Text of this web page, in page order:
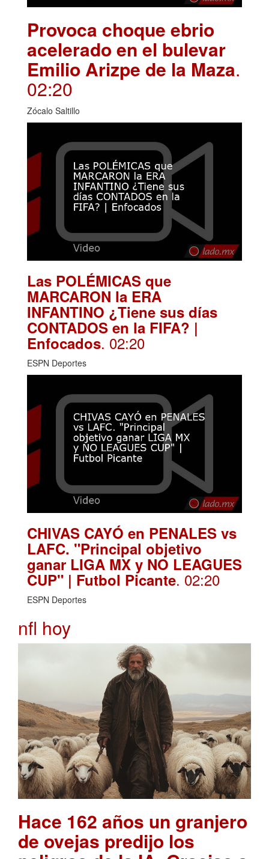
Provoca choque ebrio
acelerado en el bulevar
Emilio Arizpe de la Maza.
02:20
Zócalo Saltillo
Las POLÉMICAS que
MARCARON la ERA
INFANTINO ¿Tiene sus días
CONTADOS en la FIFA? |
Enfocados. 02:20
ESPN Deportes
CHIVAS CAYÓ en PENALES vs
LAFC. "Principal objetivo
ganar LIGA MX y NO LEAGUES
CUP" | Futbol Picante. 02:20
ESPN Deportes
nfl hoy
Hace 162 años un granjero
de ovejas predijo los